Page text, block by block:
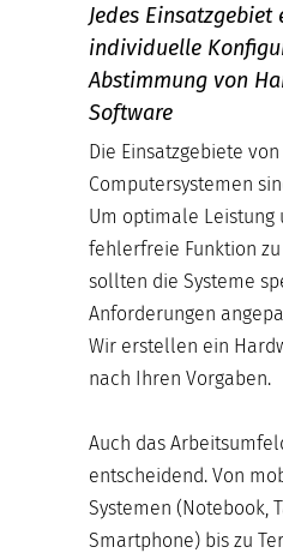
Jedes
individuelle
Abstimmung von
Software
Die Einsatzgebiete von
Computersystemen
Um optimale Leistung
fehlerfreie Funktion
sollten die Systeme
Anforderungen
Wir erstellen ein
nach Ihren Vorgaben.
Auch das
entscheidend. Von
Systemen (Notebook,
Smartphone) bis zu